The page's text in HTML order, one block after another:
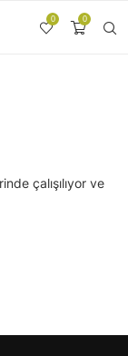
0
0
çalışılıyor ve